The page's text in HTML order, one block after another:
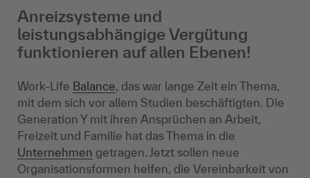
Anreizsysteme und
leistungsabhängige Vergütung
funktionieren auf allen Ebenen!
Work-Life Balance, das war lange Zeit ein Thema,
mit dem sich vor allem Studien beschäftigten. Die
Generation Y mit ihren Ansprüchen an Arbeit,
Freizeit und Familie hat das Thema in die
Unternehmen getragen. Jetzt sollen neue
Organisationsformen helfen, die Vereinbarkeit von